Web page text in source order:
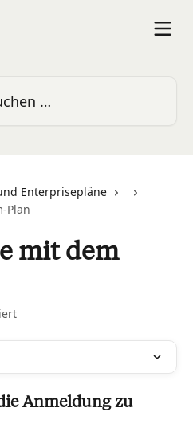
Enterprisepläne
Plan
mit dem
Anmeldung zu